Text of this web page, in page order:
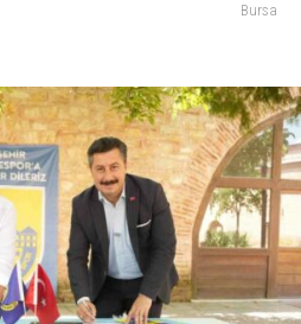
Bursa